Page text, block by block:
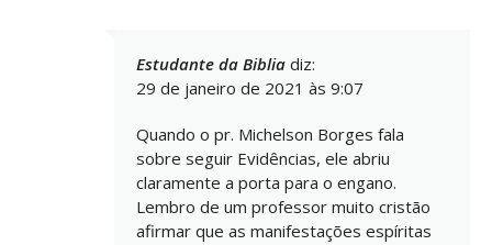
Estudante da Biblia diz:
29 de janeiro de 2021 às 9:07
Quando o pr. Michelson Borges fala
sobre seguir Evidências, ele abriu
claramente a porta para o engano.
Lembro de um professor muito cristão
afirmar que as manifestações espíritas